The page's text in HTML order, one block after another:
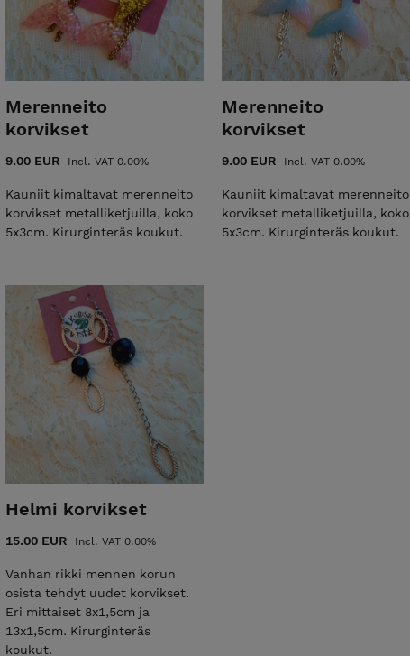
Merenneito
korvikset
9.00 EUR Incl. VAT 0.00%
Kauniit kimaltavat merenneito
korvikset metalliketjuilla, koko
5x3cm. Kirurginteräs koukut.
Merenneito
korvikset
9.00 EUR Incl. VAT 0.00%
Kauniit kimaltavat merenneito
korvikset metalliketjuilla, koko
5x3cm. Kirurginteräs koukut.
Helmi korvikset
15.00 EUR Incl. VAT 0.00%
Vanhan rikki mennen korun
osista tehdyt uudet korvikset.
Eri mittaiset 8x1,5cm ja
13x1,5cm. Kirurginteräs
koukut.